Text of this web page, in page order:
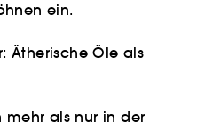
ein.
Ätherische Öle als
mehr als nur in der